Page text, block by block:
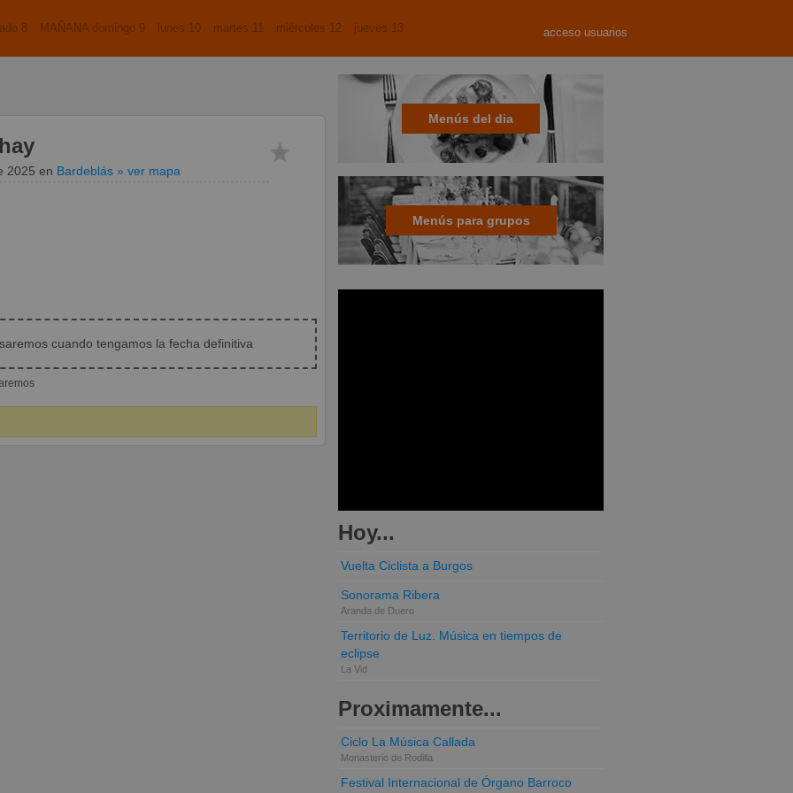
acceso usuarios
8 MAÑANA domingo 9 lunes 10 martes 11 miércoles 12 jueves 13
2025 en Bardeblás » ver mapa
cuando tengamos la fecha definitiva
Menús del dia
Menús para grupos
Hoy...
Vuelta Ciclista a Burgos
Sonorama Ribera
Aranda de Duero
Territorio de Luz. Música en tiempos de
eclipse
La Vid
Proximamente...
Ciclo La Música Callada
Monasterio de Rodilla
Festival Internacional de Órgano Barroco